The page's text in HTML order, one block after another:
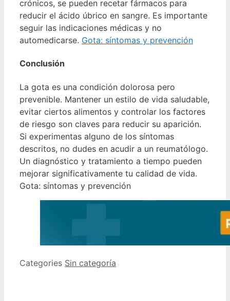
crónicos, se pueden recetar fármacos para
reducir el ácido úbrico en sangre. Es importante
seguir las indicaciones médicas y no
automedicarse. Gota: síntomas y prevención
Conclusión
La gota es una condición dolorosa pero
prevenible. Mantener un estilo de vida saludable,
evitar ciertos alimentos y controlar los factores
de riesgo son claves para reducir su aparición.
Si experimentas alguno de los síntomas
descritos, no dudes en acudir a un reumatólogo.
Un diagnóstico y tratamiento a tiempo pueden
mejorar significativamente tu calidad de vida.
Gota: síntomas y prevención
Categories Sin categoría